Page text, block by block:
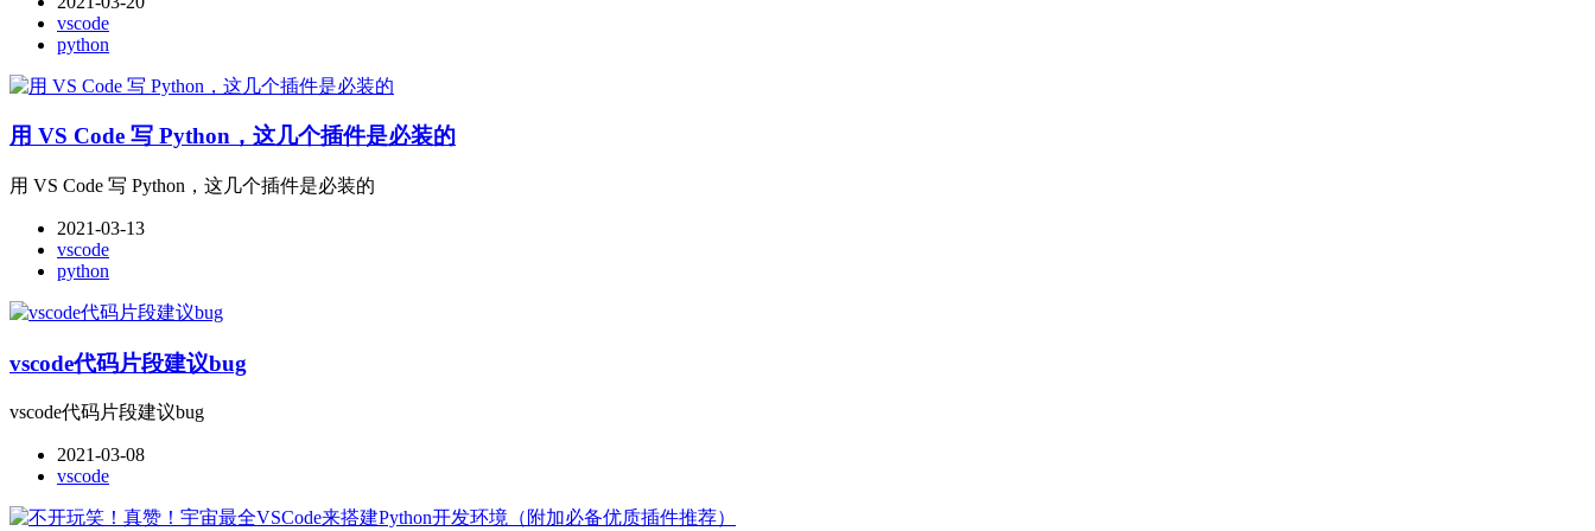
vscode
python
用 VS Code 写 Python，这几个插件是必装的
用 VS Code 写 Python，这几个插件是必装的
2021-03-13
vscode
python
vscode代码片段建议bug
vscode代码片段建议bug
2021-03-08
vscode